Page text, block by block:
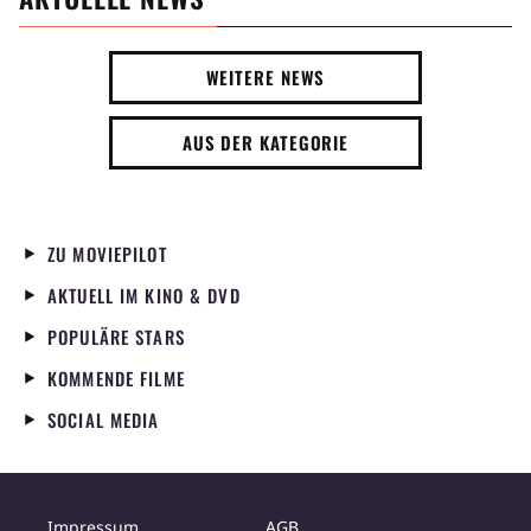
WEITERE NEWS
AUS DER KATEGORIE
ZU MOVIEPILOT
AKTUELL IM KINO & DVD
POPULÄRE STARS
KOMMENDE FILME
SOCIAL MEDIA